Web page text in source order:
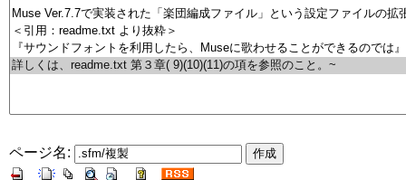
ページ名: